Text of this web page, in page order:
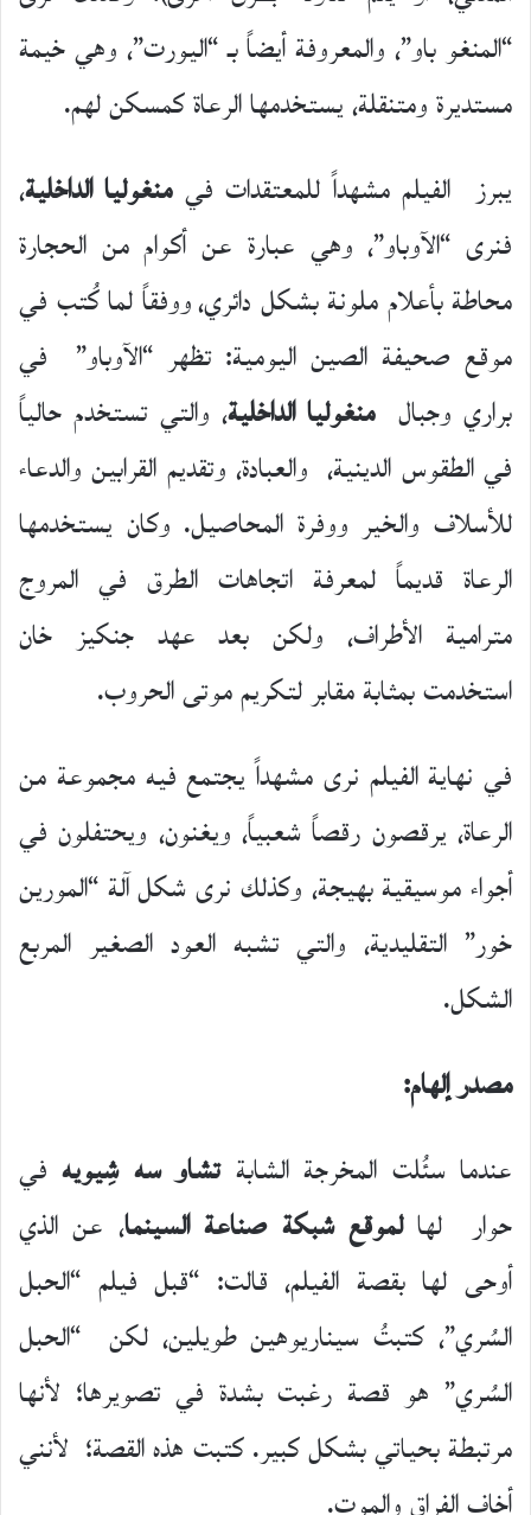
“المنغو باو”، والمعروفة أيضاً بـ “اليورت”، وهي خيمة
مستديرة ومتنقلة، يستخدمها الرعاة كمسكن لهم.
يبرز الفيلم مشهداً للمعتقدات فيمنغوليا الداخلية،
فنرى “الآوباو”، وهي عبارة عن أكوام من الحجارة
محاطة بأعلام ملونة بشكل دائري،ووفقاً لما كُتب في
موقع صحيفة الصين اليومية: تظهر “الآوباو” في
براري وجبالمنغوليا الداخلية، والتي تستخدم حالياً
في الطقوس الدينية، والعبادة، وتقديم القرابين والدعاء
للأسلاف والخير ووفرة المحاصيل. وكان يستخدمها
الرعاة قديماً لمعرفة اتجاهات الطرق في المروج
مترامية الأطراف، ولكن بعد عهد جنكيز خان
استخدمت بمثابة مقابر لتكريم موتى الحروب.
في نهاية الفيلم نرى مشهداً يجتمع فيه مجموعة من
الرعاة، يرقصون رقصاً شعبياً، ويغنون، ويحتفلون في
أجواء موسيقية بهيجة، وكذلك نرى شكل آلة “المورين
خور” التقليدية، والتي تشبه العود الصغير المربع
الشكل.
مصدر إلهام:
عندما سئُلت المخرجة الشابة تشاو سه شِيويهفي
حوار لهالموقع شبكة صناعة السينما، عن الذي
أوحى لها بقصة الفيلم، قالت: “قبل فيلم “الحبل
السُري”، كتبتُ سيناريوهين طويلين، لكن “الحبل
السُري” هو قصة رغبت بشدة في تصويرها؛ لأنها
مرتبطة بحياتي بشكل كبير. كتبت هذه القصة؛ لأنني